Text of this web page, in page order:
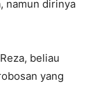
namun dirinya
beliau
yang